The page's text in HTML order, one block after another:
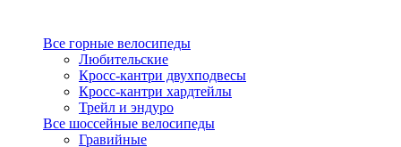
Все горные велосипеды
Любительские
Кросс-кантри двухподвесы
Кросс-кантри хардтейлы
Трейл и эндуро
Все шоссейные велосипеды
Гравийные